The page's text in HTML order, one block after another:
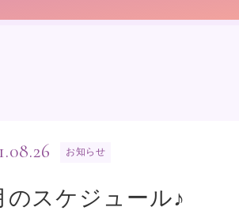
のスケジュール♪
お知らせ